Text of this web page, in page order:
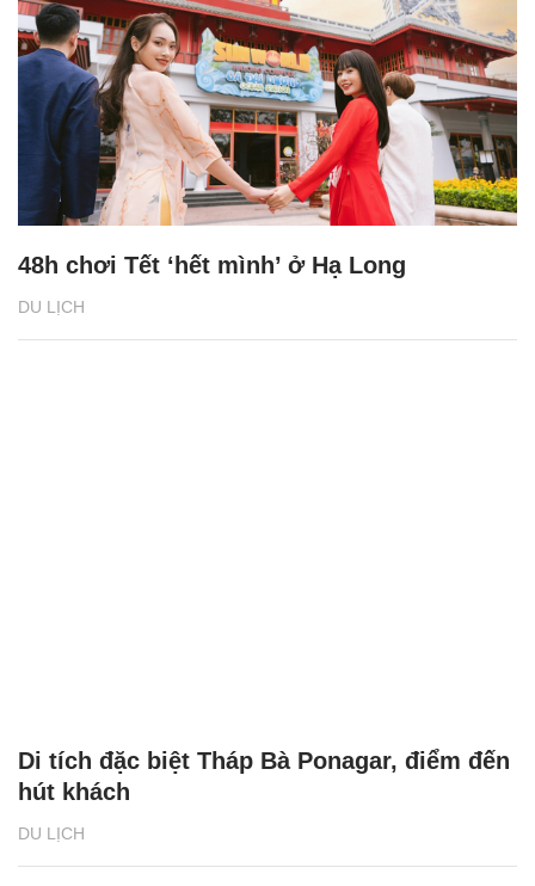
DU LỊCH
48h chơi Tết ‘hết mình’ ở Hạ Long
DU LỊCH
Di tích đặc biệt Tháp Bà Ponagar, điểm đến
hút khách